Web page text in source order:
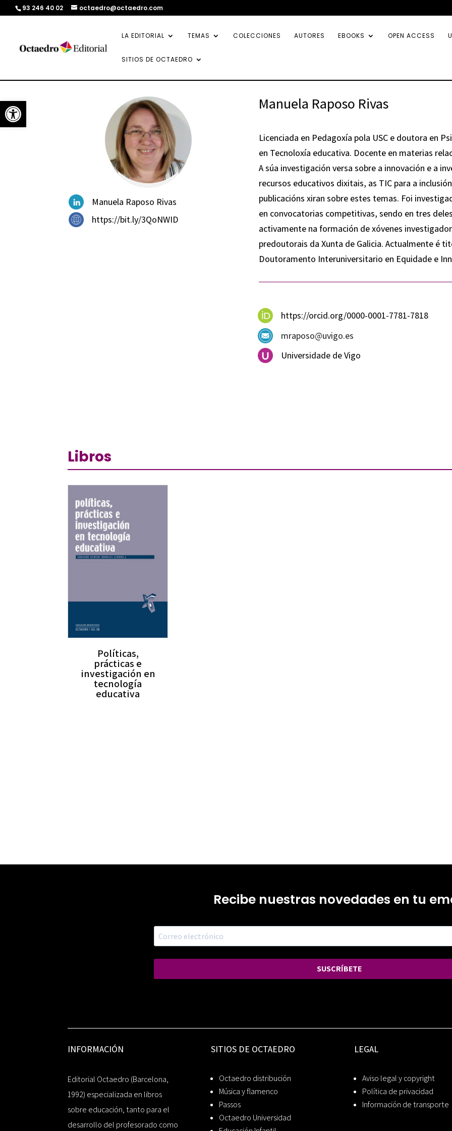
Abrir barra de herramientas
93 246 40 02 octaedro@octaedro.com
LA EDITORIAL TEMAS COLECCIONES AUTORES EBOOKS OPEN ACCESS
SITIOS DE OCTAEDRO
Manuela Raposo Rivas
https://bit.ly/3QoNWID
Manuela Raposo Rivas
Licenciada en Pedagoxía pola USC e doutora en
en Tecnoloxía educativa. Docente en materias
A súa investigación versa sobre a innovación e a
recursos educativos dixitais, as TIC para a
publicacións xiran sobre estes temas. Foi
en convocatorias competitivas, sendo en tres
activamente na formación de xóvenes
predoutorais da Xunta de Galicia. Actualmente é
Doutoramento Interuniversitario en Equidade e
https://orcid.org/0000-0001-7781-7818
mraposo@uvigo.es
Universidade de Vigo
Libros
Políticas,
prácticas e
investigación en
tecnología
educativa
Recibe nuestras novedades en tu
SUSCRÍBETE
INFORMACIÓN
Editorial Octaedro (Barcelona,
1992) especializada en libros
sobre educación, tanto para el
desarrollo del profesorado como
SITIOS DE OCTAEDRO
Octaedro distribución
Música y flamenco
Passos
Octaedro Universidad
LEGAL
Aviso legal y copyright
Política de privacidad
Información de transporte